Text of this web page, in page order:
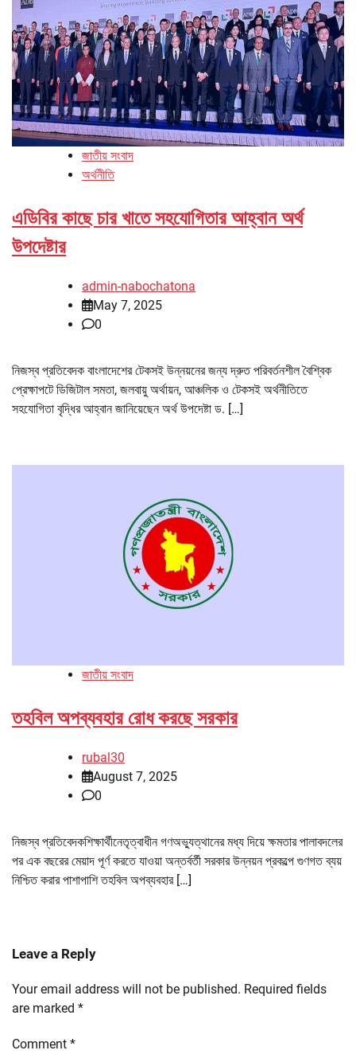
জাতীয় সংবাদ
অর্থনীতি
এডিবির কাছে চার খাতে সহযোগিতার আহ্বান অর্থ
উপদেষ্টার
admin-nabochatona
May 7, 2025
0
নিজস্ব প্রতিবেদক বাংলাদেশের টেকসই উন্নয়নের জন্য দ্রুত পরিবর্তনশীল বৈশ্বিক
প্রেক্ষাপটে ডিজিটাল সমতা, জলবায়ু অর্থায়ন, আঞ্চলিক ও টেকসই অর্থনীতিতে
সহযোগিতা বৃদ্ধির আহ্বান জানিয়েছেন অর্থ উপদেষ্টা ড. […]
জাতীয় সংবাদ
তহবিল অপব্যবহার রোধ করছে সরকার
rubal30
August 7, 2025
0
নিজস্ব প্রতিবেদকশিক্ষার্থীনেতৃত্বাধীন গণঅভ্যুত্থানের মধ্য দিয়ে ক্ষমতার পালাবদলের
পর এক বছরের মেয়াদ পূর্ণ করতে যাওয়া অন্তর্বর্তী সরকার উন্নয়ন প্রকল্পে গুণগত ব্যয়
নিশ্চিত করার পাশাপাশি তহবিল অপব্যবহার […]
Leave a Reply
Your email address will not be published. Required fields
are marked *
Comment *